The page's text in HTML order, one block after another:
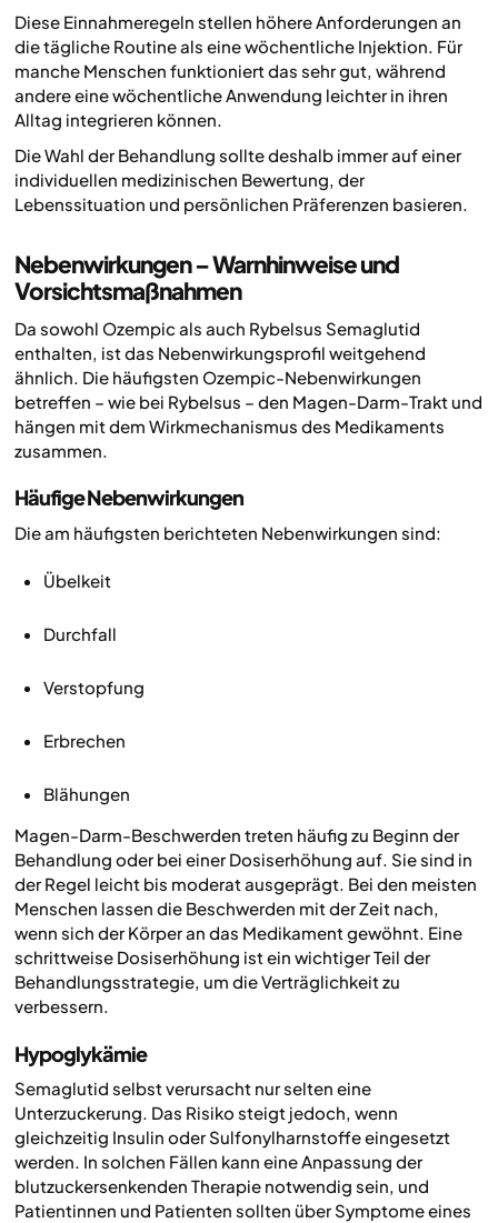
Diese Einnahmeregeln stellen höhere Anforderungen an
die tägliche Routine als eine wöchentliche Injektion. Für
manche Menschen funktioniert das sehr gut, während
andere eine wöchentliche Anwendung leichter in ihren
Alltag integrieren können.
Die Wahl der Behandlung sollte deshalb immer auf einer
individuellen medizinischen Bewertung, der
Lebenssituation und persönlichen Präferenzen basieren.
Nebenwirkungen – Warnhinweise und
Vorsichtsmaßnahmen
Da sowohl Ozempic als auch Rybelsus Semaglutid
enthalten, ist das Nebenwirkungsprofil weitgehend
ähnlich. Die häufigsten Ozempic-Nebenwirkungen
betreffen – wie bei Rybelsus – den Magen-Darm-Trakt und
hängen mit dem Wirkmechanismus des Medikaments
zusammen.
Häufige Nebenwirkungen
Die am häufigsten berichteten Nebenwirkungen sind:
Übelkeit
Durchfall
Verstopfung
Erbrechen
Blähungen
Magen-Darm-Beschwerden treten häufig zu Beginn der
Behandlung oder bei einer Dosiserhöhung auf. Sie sind in
der Regel leicht bis moderat ausgeprägt. Bei den meisten
Menschen lassen die Beschwerden mit der Zeit nach,
wenn sich der Körper an das Medikament gewöhnt. Eine
schrittweise Dosiserhöhung ist ein wichtiger Teil der
Behandlungsstrategie, um die Verträglichkeit zu
verbessern.
Hypoglykämie
Semaglutid selbst verursacht nur selten eine
Unterzuckerung. Das Risiko steigt jedoch, wenn
gleichzeitig Insulin oder Sulfonylharnstoffe eingesetzt
werden. In solchen Fällen kann eine Anpassung der
blutzuckersenkenden Therapie notwendig sein, und
Patientinnen und Patienten sollten über Symptome eines